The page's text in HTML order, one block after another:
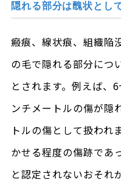
隠れる部分は醜状とし
瘢痕、線状痕、組織陥
の毛で隠れる部分につ
とされます。例えば、
ンチメートルの傷が隠
トルの傷として扱われ
かせる程度の傷跡であ
と認定されないおそれ